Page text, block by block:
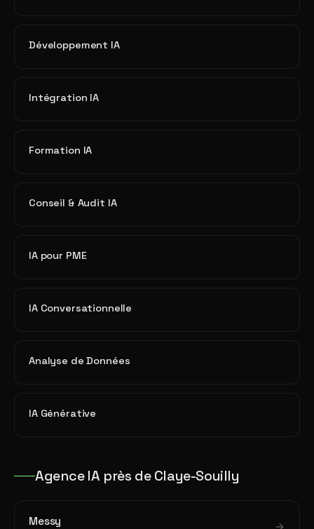
Développement IA
Intégration IA
Formation IA
Conseil & Audit IA
IA pour PME
IA Conversationnelle
Analyse de Données
IA Générative
Agence IA près de Claye-Souilly
Messy